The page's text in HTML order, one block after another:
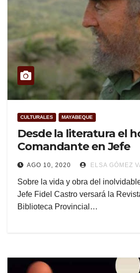
CULTURALES MAYABEQUE
Desde la literatura el
Comandante en Jefe
AGO 10, 2020 ELSA GÓMEZ
Sobre la vida y obra del
Jefe Fidel Castro versará la
Biblioteca Provincial…